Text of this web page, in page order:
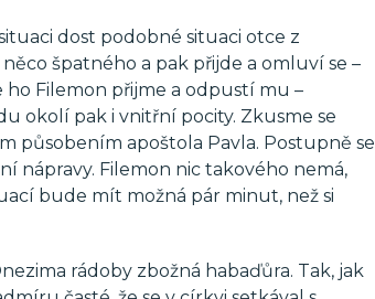
dost podobné situaci otce z
špatného a pak přijde a omluví se –
Filemon přijme a odpustí mu –
okolí pak i vnitřní pocity. Zkusme se
působením apoštola Pavla. Postupně se
nápravy. Filemon nic takového nemá,
bude mít možná pár minut, než si
rádoby zbožná habaďůra. Tak, jak